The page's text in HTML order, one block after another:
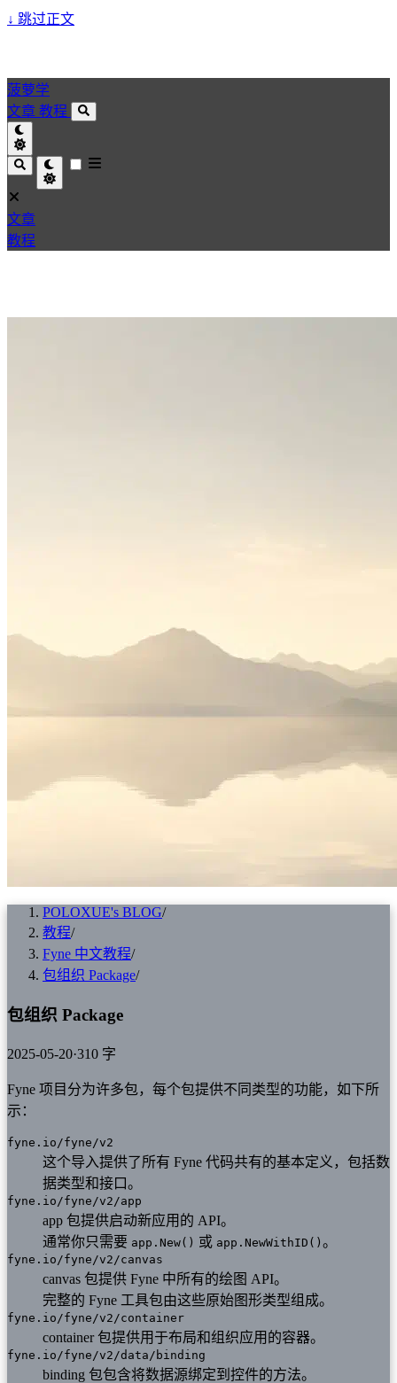
↓ 跳过正文
菠萝学
文章 教程
文章
教程
POLOXUE's BLOG/
教程/
Fyne 中文教程/
包组织 Package/
包组织 Package
2025-05-20·310 字
Fyne 项目分为许多包，每个包提供不同类型的功能，如下所
示：
fyne.io/fyne/v2
这个导入提供了所有 Fyne 代码共有的基本定义，包括数
据类型和接口。
fyne.io/fyne/v2/app
app 包提供启动新应用的 API。
通常你只需要 app.New() 或 app.NewWithID() 。
fyne.io/fyne/v2/canvas
canvas 包提供 Fyne 中所有的绘图 API。
完整的 Fyne 工具包由这些原始图形类型组成。
fyne.io/fyne/v2/container
container 包提供用于布局和组织应用的容器。
fyne.io/fyne/v2/data/binding
binding 包包含将数据源绑定到控件的方法。